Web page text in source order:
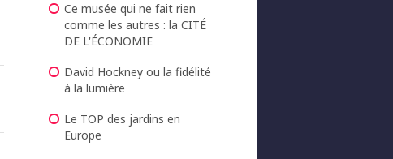
Ce musée qui ne fait rien
comme les autres : la CITÉ
DE L'ÉCONOMIE
David Hockney ou la fidélité
à la lumière
Le TOP des jardins en
Europe